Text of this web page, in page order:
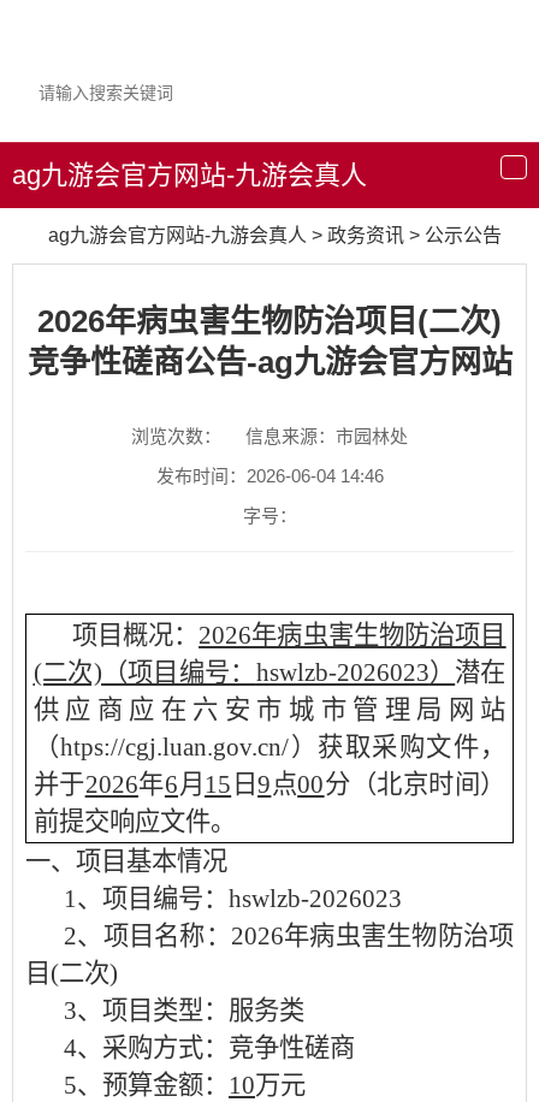
导
航
ag九游会官方网站-九游会真人
ag九游会官方网站-九游会真人 > 政务资讯 > 公示公告
2026年病虫害生物防治项目(二次)
竞争性磋商公告-ag九游会官方网站
浏览次数：
信息来源：市园林处
发布时间：2026-06-04 14:46
字号：
项目概况： 2026年病虫害生物防治项目
(二次) （项目编号： hswlzb-2026023） 潜在
供应商应在六安市城市管理局网站
（htps://cgj.luan.gov.cn/）获取采购文件，
并于2026年6月 15 日9 点00分（北京时间）
前提交响应文件。
一、项目基本情况
1、项目编号： hswlzb-2026023
2、项目名称： 2026年病虫害生物防治项
目(二次)
3、项目类型：服务类
4、采购方式：竞争性磋商
5、预算金额： 10万元